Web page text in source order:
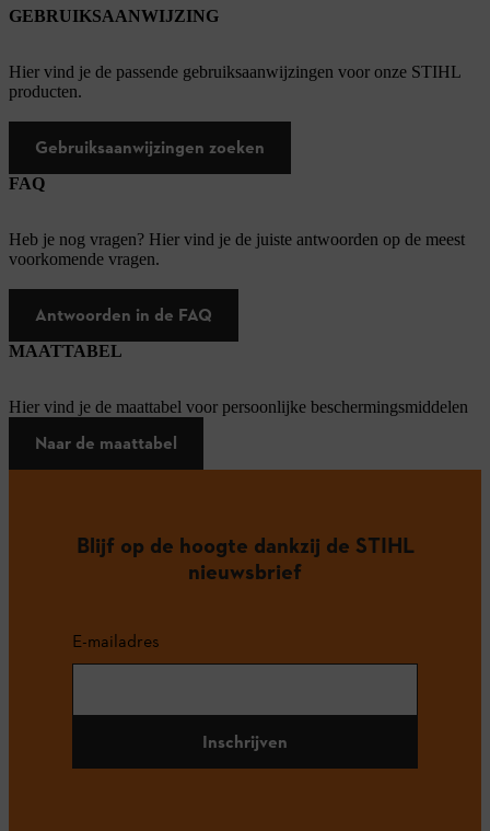
GEBRUIKSAANWIJZING
Hier vind je de passende gebruiksaanwijzingen voor onze STIHL
producten.
Gebruiksaanwijzingen zoeken
FAQ
Heb je nog vragen? Hier vind je de juiste antwoorden op de meest
voorkomende vragen.
Antwoorden in de FAQ
MAATTABEL
Hier vind je de maattabel voor persoonlijke beschermingsmiddelen
Naar de maattabel
Blijf op de hoogte dankzij de STIHL
nieuwsbrief
E-mailadres
Inschrijven